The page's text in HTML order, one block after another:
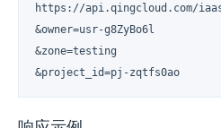
https://api.qingcloud.com/
&owner=usr-g8ZyBo6l
&zone=testing
&project_id=pj-zqtfs0ao